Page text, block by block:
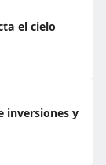
el cielo
inversiones y